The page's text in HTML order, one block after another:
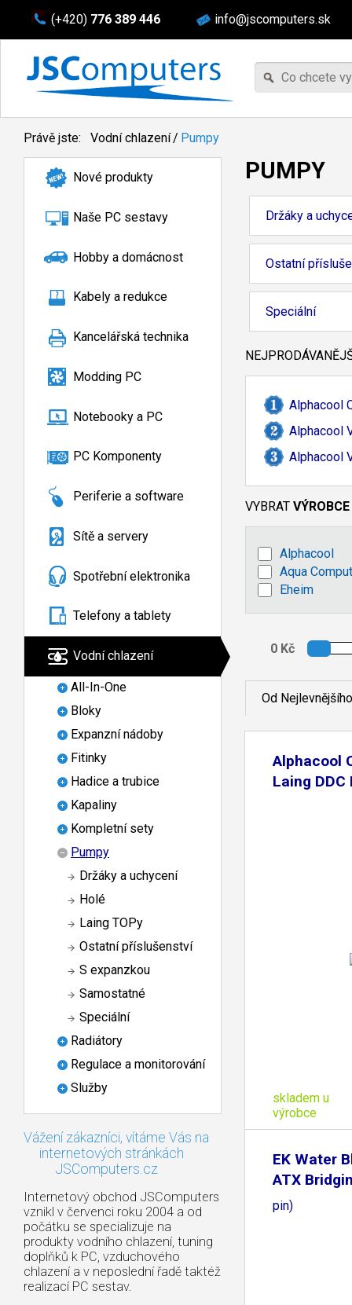
(+420) 776 389 446 info@jscomputers.sk
Právě jste: Vodní chlazení/ Pumpy
Nové produkty
Naše PC sestavy
Hobby a domácnost
Kabely a redukce
Kancelářská technika
Modding PC
Notebooky a PC
PC Komponenty
Periferie a software
Sítě a servery
Spotřební elektronika
Telefony a tablety
Vodní chlazení
All-In-One
Bloky
Expanzní nádoby
Fitinky
Hadice a trubice
Kapaliny
Kompletní sety
Pumpy
Držáky a uchycení
Holé
Laing TOPy
Ostatní příslušenství
S expanzkou
Samostatné
Speciální
Radiátory
Regulace a monitorování
Služby
Vážení zákazníci, vítáme Vás na
internetových stránkách
JSComputers.cz
Internetový obchod JSComputers
vznikl v červenci roku 2004 a od
počátku se specializuje na
produkty vodního chlazení, tuning
doplňků k PC, vzduchového
chlazení a v neposlední řadě taktéž
realizací PC sestav.
PUMPY
Držáky a
Ostatní
Speciální
Alphacool
Alphacool
Alphacool
VYBRAT VÝROBCE
Alphacool
Aqua
Eheim
Od Nejlevnějšího
Alphacool
Laing DDC
skladem u
výrobce
EK Water
ATX
pin)